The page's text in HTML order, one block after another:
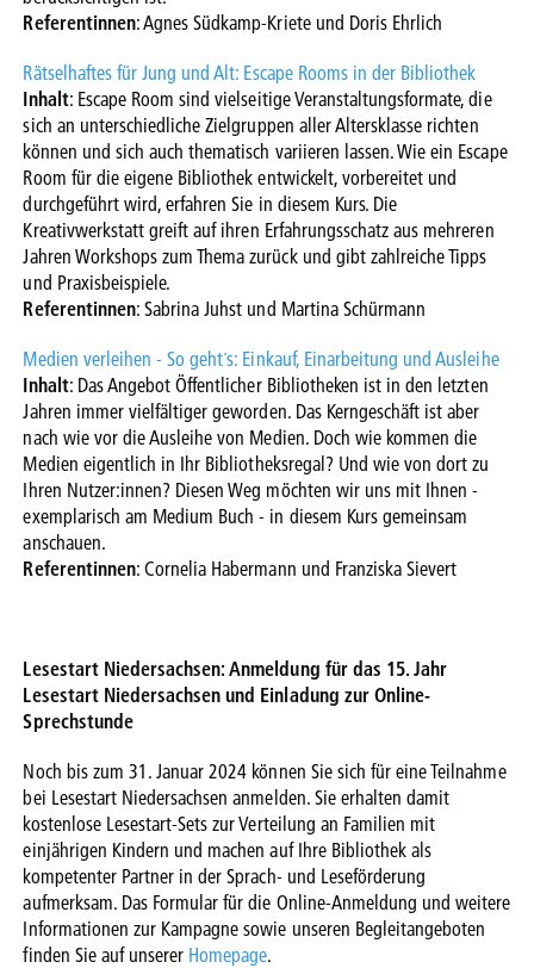
Referentinnen: Agnes Südkamp-Kriete und Doris Ehrlich
Rätselhaftes für Jung und Alt: Escape Rooms in der Bibliothek
Inhalt: Escape Room sind vielseitige Veranstaltungsformate, die
sich an unterschiedliche Zielgruppen aller Altersklasse richten
können und sich auch thematisch variieren lassen. Wie ein Escape
Room für die eigene Bibliothek entwickelt, vorbereitet und
durchgeführt wird, erfahren Sie in diesem Kurs. Die
Kreativwerkstatt greift auf ihren Erfahrungsschatz aus mehreren
Jahren Workshops zum Thema zurück und gibt zahlreiche Tipps
und Praxisbeispiele.
Referentinnen: Sabrina Juhst und Martina Schürmann
Medien verleihen - So geht´s: Einkauf, Einarbeitung und Ausleihe
Inhalt: Das Angebot Öffentlicher Bibliotheken ist in den letzten
Jahren immer vielfältiger geworden. Das Kerngeschäft ist aber
nach wie vor die Ausleihe von Medien. Doch wie kommen die
Medien eigentlich in Ihr Bibliotheksregal? Und wie von dort zu
Ihren Nutzer:innen? Diesen Weg möchten wir uns mit Ihnen -
exemplarisch am Medium Buch - in diesem Kurs gemeinsam
anschauen.
Referentinnen: Cornelia Habermann und Franziska Sievert
Lesestart Niedersachsen: Anmeldung für das 15. Jahr
Lesestart Niedersachsen und Einladung zur Online-
Sprechstunde
Noch bis zum 31. Januar 2024 können Sie sich für eine Teilnahme
bei Lesestart Niedersachsen anmelden. Sie erhalten damit
kostenlose Lesestart-Sets zur Verteilung an Familien mit
einjährigen Kindern und machen auf Ihre Bibliothek als
kompetenter Partner in der Sprach- und Leseförderung
aufmerksam. Das Formular für die Online-Anmeldung und weitere
Informationen zur Kampagne sowie unseren Begleitangeboten
finden Sie auf unserer Homepage.